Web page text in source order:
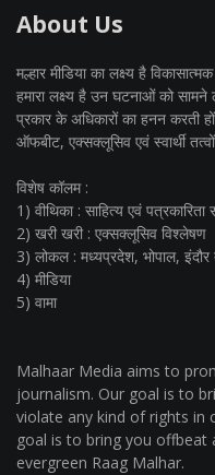
About Us
मल्हार मीडिया का लक्ष्य है
हमारा लक्ष्य है उन घटनाओं को सामने
प्रकार के अधिकारों का हनन करती
ऑफबीट, एक्सक्लूसिव एवं स्वार्थी
विशेष कॉलम :
1) वीथिका : साहित्य एवं पत्रकारिता
2) खरी खरी : एक्सक्लूसिव विश्लेषण
3) लोकल : मध्यप्रदेश, भोपाल, इंदौर
4) मीडिया
5) वामा
Malhaar Media aims to
journalism. Our goal is to
violate any kind of rights in
goal is to bring you offbeat
evergreen Raag Malhar.